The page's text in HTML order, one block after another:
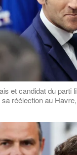
et candidat du parti
réélection au